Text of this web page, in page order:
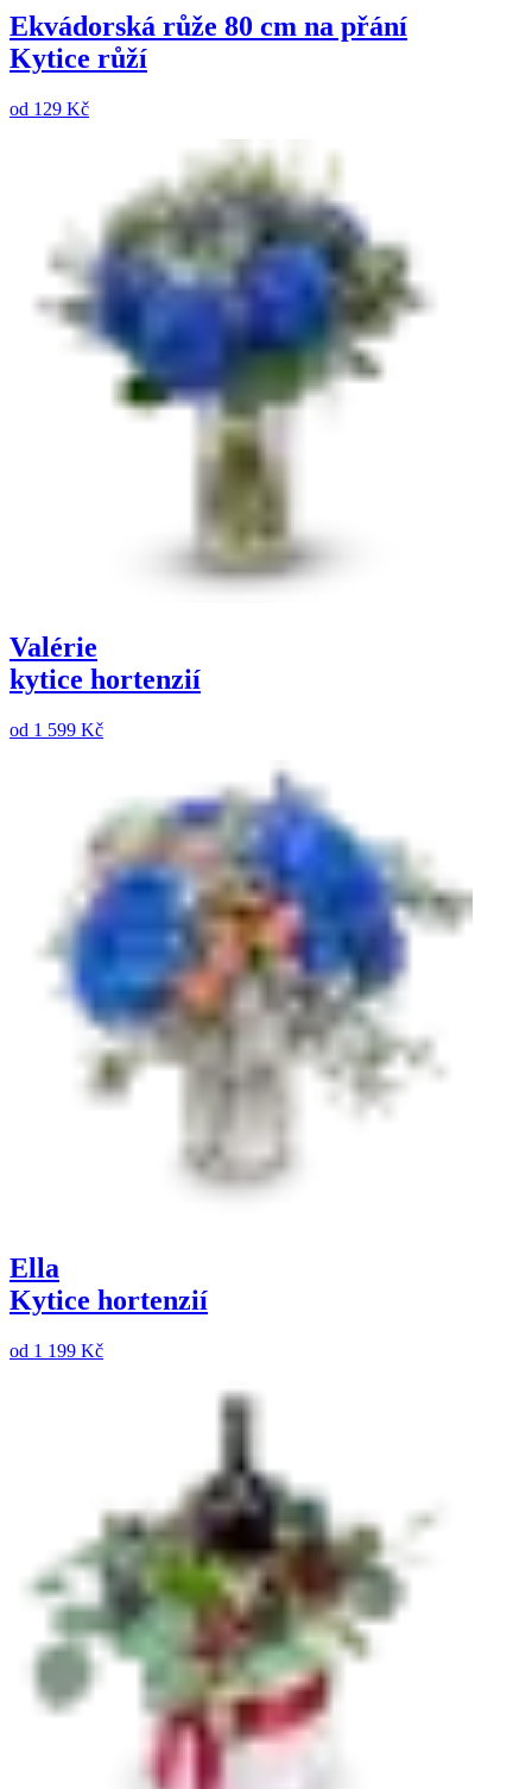
Ekvádorská růže 80 cm na přání
Kytice růží
od 129 Kč
Valérie
kytice hortenzií
od 1 599 Kč
Ella
Kytice hortenzií
od 1 199 Kč